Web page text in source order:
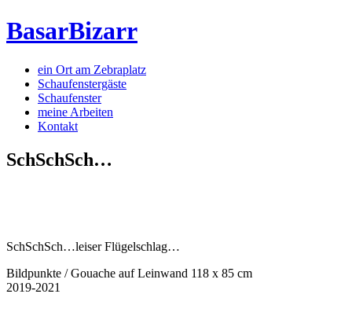
BasarBizarr
ein Ort am Zebraplatz
Schaufenster­gäste
Schaufenster
meine Arbeiten
Kontakt
SchSchSch…
SchSchSch…leiser Flügelschlag…
Bildpunkte / Gouache auf Leinwand 118 x 85 cm
2019-2021